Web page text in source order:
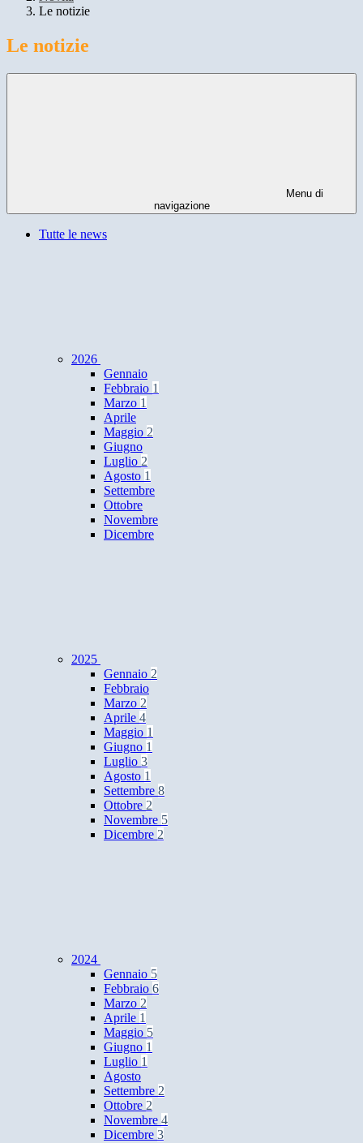
Le notizie
Le notizie
Menu di
navigazione
Tutte le news
2026
Gennaio
Febbraio 1
Marzo 1
Aprile
Maggio 2
Giugno
Luglio 2
Agosto 1
Settembre
Ottobre
Novembre
Dicembre
2025
Gennaio 2
Febbraio
Marzo 2
Aprile 4
Maggio 1
Giugno 1
Luglio 3
Agosto 1
Settembre 8
Ottobre 2
Novembre 5
Dicembre 2
2024
Gennaio 5
Febbraio 6
Marzo 2
Aprile 1
Maggio 5
Giugno 1
Luglio 1
Agosto
Settembre 2
Ottobre 2
Novembre 4
Dicembre 3